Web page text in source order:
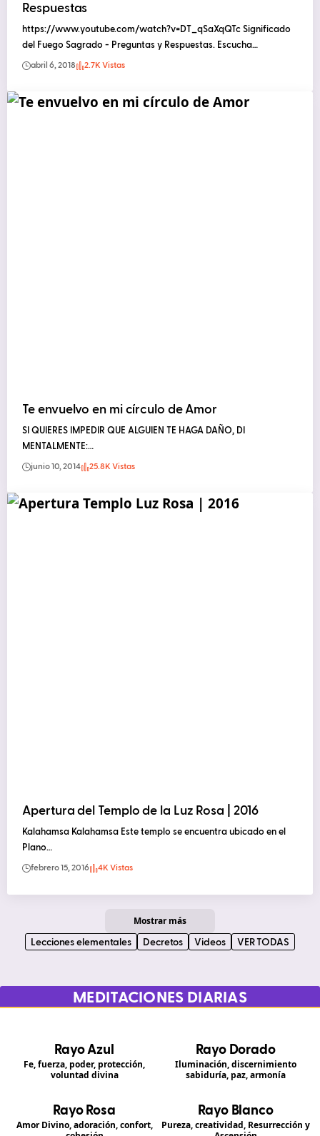
Respuestas
https://www.youtube.com/watch?v=DT_qSaXqQTc Significado
del Fuego Sagrado - Preguntas y Respuestas. Escucha…
abril 6, 2018 2.7K Vistas
Te envuelvo en mi círculo de Amor
SI QUIERES IMPEDIR QUE ALGUIEN TE HAGA DAÑO, DI
MENTALMENTE:…
junio 10, 2014 25.8K Vistas
Apertura del Templo de la Luz Rosa | 2016
Kalahamsa Kalahamsa Este templo se encuentra ubicado en el
Plano…
febrero 15, 2016 4K Vistas
Mostrar más
Lecciones elementales Decretos Videos VER TODAS
MEDITACIONES DIARIAS
Rayo Azul
Fe, fuerza, poder, protección,
voluntad divina
Rayo Dorado
Iluminación, discernimiento
sabiduría, paz, armonía
Rayo Rosa
Amor Divino, adoración, confort,
Rayo Blanco
Pureza, creatividad, Resurrección y